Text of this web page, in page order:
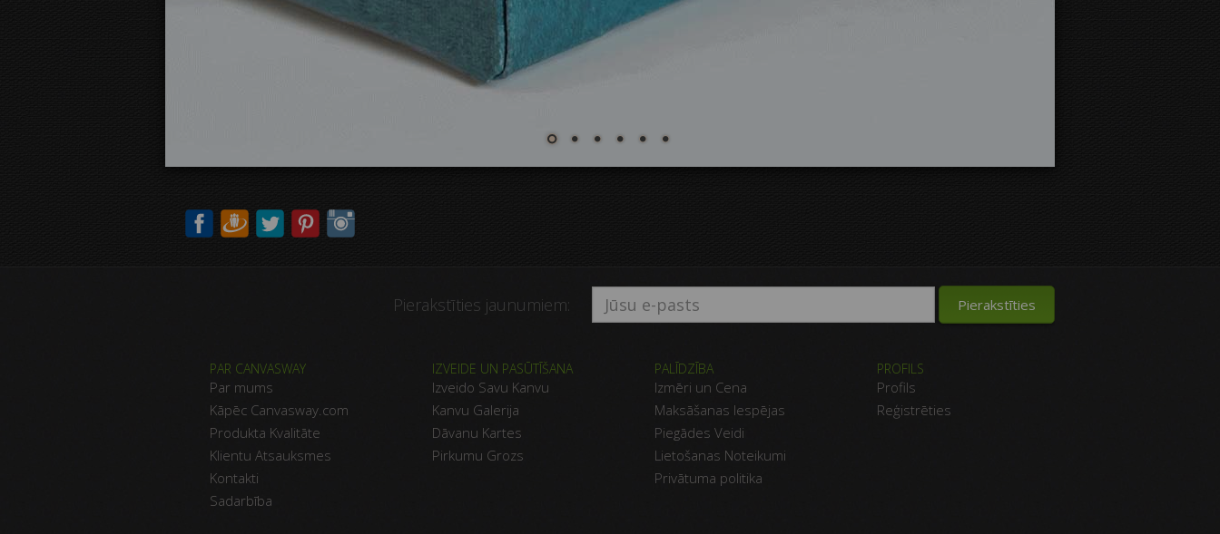
Pierakstīties jaunumiem:
PAR CANVASWAY
Par mums
Kāpēc Canvasway.com
Produkta Kvalitāte
Klientu Atsauksmes
Kontakti
Sadarbība
IZVEIDE UN PASŪTĪŠANA
Izveido Savu Kanvu
Kanvu Galerija
Dāvanu Kartes
Pirkumu Grozs
PALĪDZĪBA
Izmēri un Cena
Maksāšanas Iespējas
Piegādes Veidi
Lietošanas Noteikumi
Privātuma politika
PROFILS
Profils
Reģistrēties